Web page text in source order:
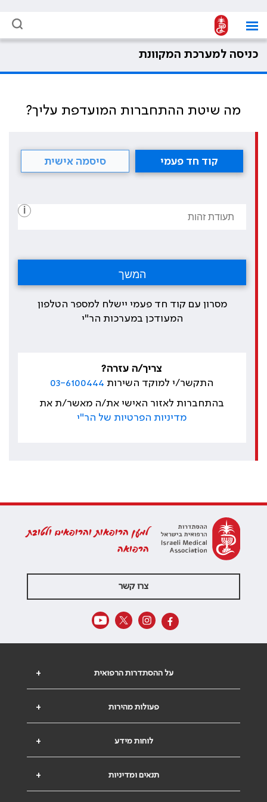
כניסה למערכת המקוונת
מה שיטת ההתחברות המועדפת עליך?
קוד חד פעמי סיסמה אישית
i
מסרון עם קוד חד פעמי יישלח למספר הטלפון
המעודכן במערכות הר"י
צריך/ה עזרה?
התקשר/י למוקד השירות 03-6100444
בהתחברות לאזור האישי את/ה מאשר/ת את
מדיניות הפרטיות של הר"י
למען הרופאות והרופאים ולטובת
הרפואה
צרו קשר
+ על ההסתדרות הרפואית
+ פעולות מהירות
+ לוחות מידע
+ תנאים ומדיניות